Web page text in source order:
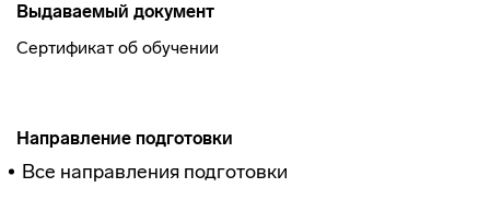
Выдаваемый документ
Сертификат об обучении
Направление подготовки
Все направления подготовки